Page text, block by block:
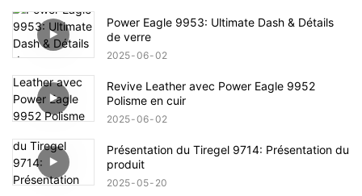
Power Eagle 9953: Ultimate Dash & Détails
de verre
2025 06 02
Revive Leather avec Power Eagle 9952
Polisme en cuir
2025 06 02
Présentation du Tiregel 9714: Présentation du
produit
2025 05 20